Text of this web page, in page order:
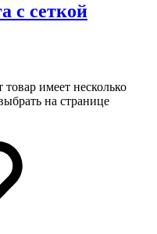
с сеткой
товар имеет несколько
на странице